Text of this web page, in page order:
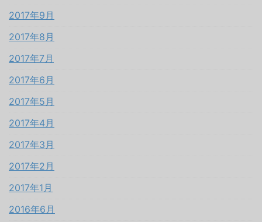
2017年9月
2017年8月
2017年7月
2017年6月
2017年5月
2017年4月
2017年3月
2017年2月
2017年1月
2016年6月